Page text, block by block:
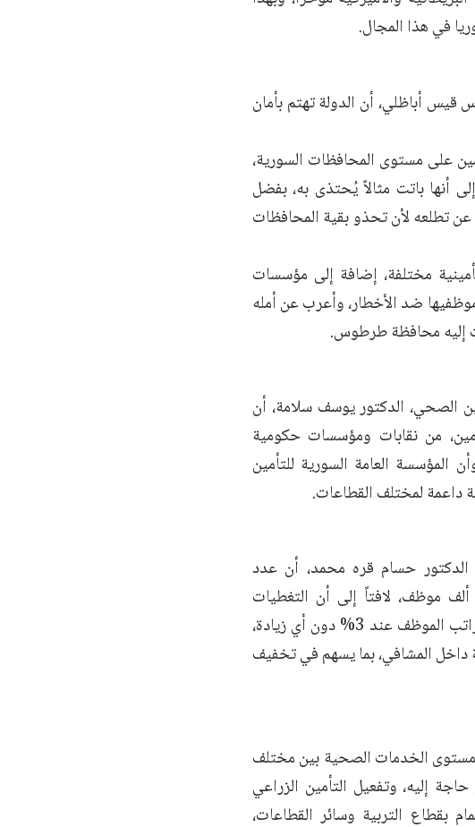
في هذا المجال.
قيس أباظلي، أن الدولة تهتم بأمان
على مستوى المحافظات السورية،
أنها باتت مثالاً يُحتذى به، بفضل
تطلعه لأن تحذو بقية المحافظات
مختلفة، إضافة إلى مؤسسات
موظفيها ضد الأخطار، وأعرب عن أمله
إليه محافظة طرطوس.
الصحي، الدكتور يوسف سلامة، أن
من نقابات ومؤسسات حكومية
المؤسسة العامة السورية للتأمين
داعمة لمختلف القطاعات.
الدكتور حسام قره محمد، أن عدد
المستفيدين من التأمين الصحي في القطاع العام يبلغ نحو 545 ألف موظف، لافتاً إلى أن التغطيات
التأمينية توسعت بنسبة 400%، في حين بقيت نسبة الاقتطاع من راتب الموظف عند 3% دون أي زيادة،
داخل المشافي، بما يسهم في تخفيف
مستوى الخدمات الصحية بين مختلف
إليه، وتفعيل التأمين الزراعي
بقطاع التربية وسائر القطاعات،